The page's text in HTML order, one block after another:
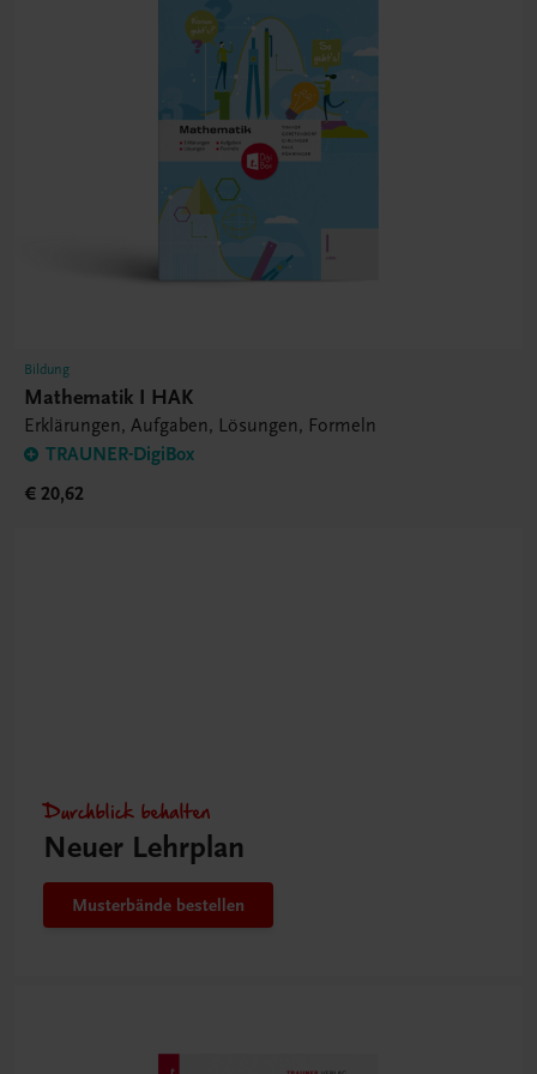
Bildung
Mathematik I HAK
Erklärungen, Aufgaben, Lösungen, Formeln
TRAUNER-DigiBox
€ 20,62
Durchblick behalten
Neuer Lehrplan
Musterbände bestellen